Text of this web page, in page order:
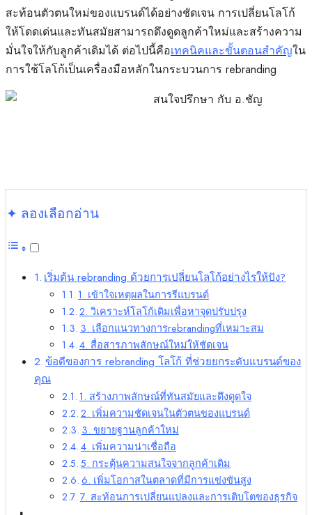
สะท้อนตัวตนใหม่ของแบรนด์ได้อย่างชัดเจน การเปลี่ยนโลโก้
ให้โดดเด่นและทันสมัยสามารถดึงดูดลูกค้าใหม่และสร้างความ
มั่นใจให้กับลูกค้าเดิมได้ ต่อไปนี้คือเทคนิคและขั้นตอนสำคัญใน
การใช้โลโก้เป็นเครื่องมือหลักในกระบวนการ rebranding
✦ ลองเลือกอ่าน
เริ่มต้น rebranding ด้วยการเปลี่ยนโลโก้อย่างไรให้ปัง?
1. เข้าใจเหตุผลในการรีแบรนด์
2. วิเคราะห์โลโก้เดิมเพื่อหาจุดปรับปรุง
3. เลือกแนวทางการrebrandingที่เหมาะสม
4. สื่อสารภาพลักษณ์ใหม่ให้ชัดเจน
ข้อดีของการ rebranding โลโก้ ที่ช่วยยกระดับแบรนด์ของ
คุณ
1. สร้างภาพลักษณ์ที่ทันสมัยและดึงดูดใจ
2. เพิ่มความชัดเจนในตัวตนของแบรนด์
3. ขยายฐานลูกค้าใหม่
4. เพิ่มความน่าเชื่อถือ
5. กระตุ้นความสนใจจากลูกค้าเดิม
6. เพิ่มโอกาสในตลาดที่มีการแข่งขันสูง
7. สะท้อนการเปลี่ยนแปลงและการเติบโตของธุรกิจ